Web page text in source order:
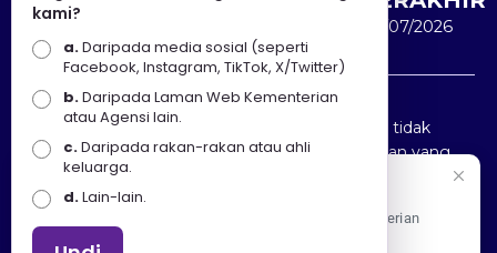
7100
30/07/2026
Penafian : Kerajaan Malaysia dan Kementerian
Pelancongan Seni dan Budaya (MOTAC) adalah tidak
bertanggungjawab atas kehilangan atau kerugian yang
disebabkan oleh penggunaan mana-mana maklumat
yang diperolehi dari portal ini.
kami?
a.Daripada media sosial (seperti
Facebook, Instagram, TikTok, X/Twitter)
b.Daripada Laman Web Kementerian
atau Agensi lain.
c.Daripada rakan-rakan atau ahli
keluarga.
d.Lain-lain.
Apa Khabar! Selamat datang ke Portal Rasmi Kementerian
Pelancongan, Seni dan Budaya